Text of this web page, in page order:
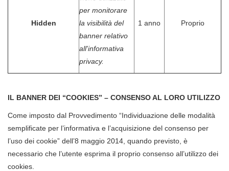
Hidden
per monitorare
la visibilità del
banner relativo
all'informativa
privacy.
1 anno Proprio
IL BANNER DEI “COOKIES” – CONSENSO AL LORO UTILIZZO
Come imposto dal Provvedimento “Individuazione delle modalità
semplificate per l’informativa e l’acquisizione del consenso per
l’uso dei cookie” dell’8 maggio 2014, quando previsto, è
necessario che l’utente esprima il proprio consenso all’utilizzo dei
cookies.